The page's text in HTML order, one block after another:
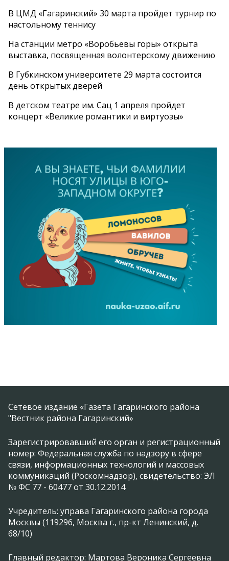
В ЦМД «Гагаринский» 30 марта пройдет турнир по
настольному теннису
На станции метро «Воробьевы горы» открыта
выставка, посвященная волонтерскому движению
В Губкинском университете 29 марта состоится
день открытых дверей
В детском театре им. Сац 1 апреля пройдет
концерт «Великие романтики и виртуозы»
Сетевое издание «Газета Гагаринского района
"Вестник района Гагаринский»
Зарегистрировавший его орган и регистрационный
номер: Федеральная служба по надзору в сфере
связи, информационных технологий и массовых
коммуникаций (Роскомнадзор), свидетельство: ЭЛ
№ ФС 77 - 60477 от 30.12.2014
Учредитель: управа Гагаринского района города
Москвы (119296, Москва г., пр-кт Ленинский, д.
68/10)
Главный редактор: Мартова Вероника Сергеевна